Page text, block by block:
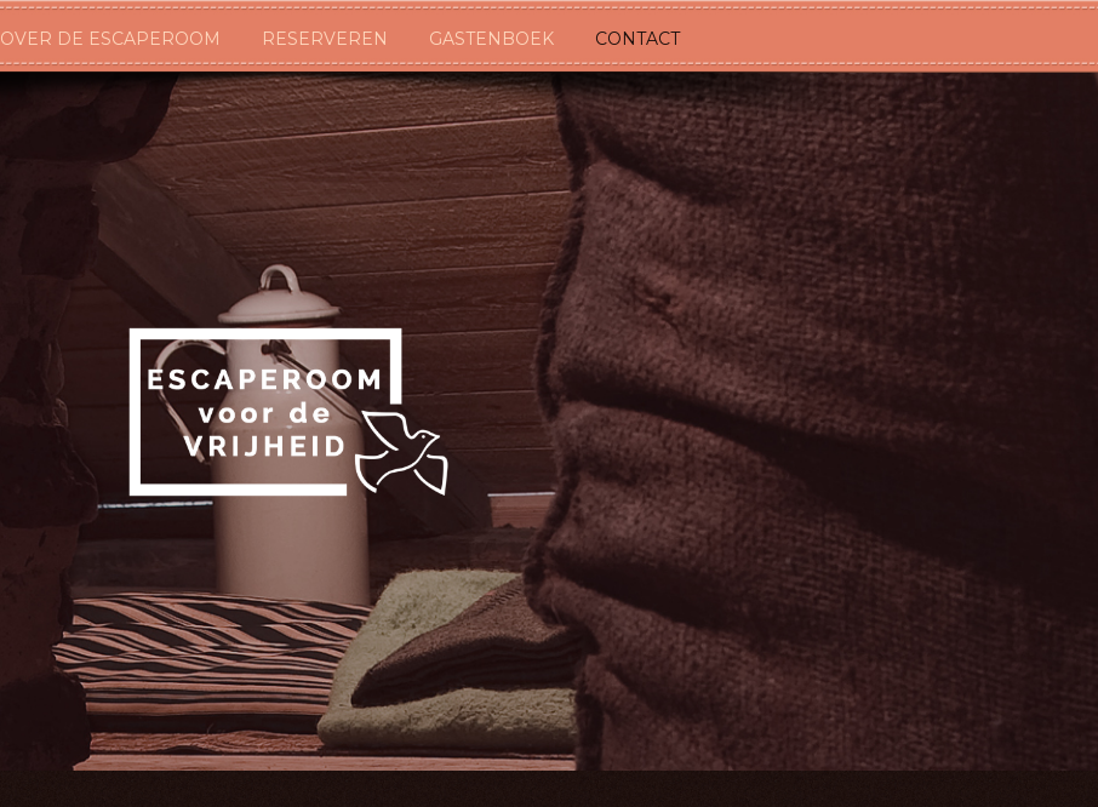
OVER DE ESCAPEROOM RESERVEREN GASTENBOEK CONTACT